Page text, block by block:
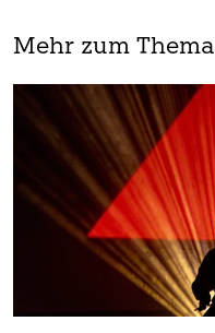
Mehr zum Thema